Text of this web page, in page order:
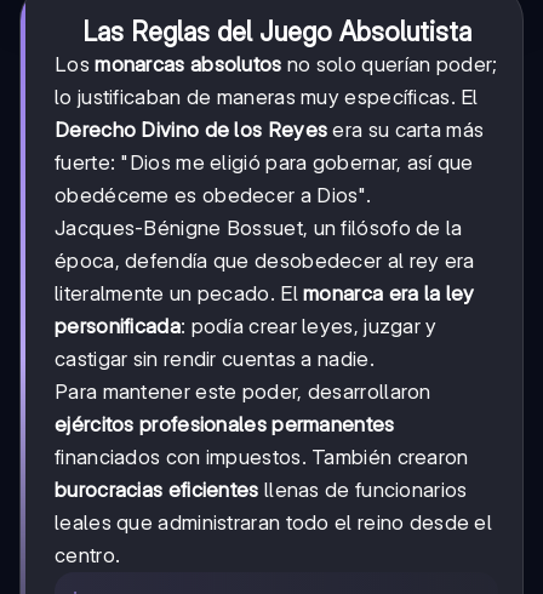
Las Reglas del Juego Absolutista
Losmonarcas absolutos no solo querían poder;
lo justificaban de maneras muy específicas. El
Derecho Divino de los Reyes era su carta más
fuerte: "Dios me eligió para gobernar, así que
obedéceme es obedecer a Dios".
Jacques-Bénigne Bossuet, un filósofo de la
época, defendía que desobedecer al rey era
literalmente un pecado. Elmonarca era la ley
personificada: podía crear leyes, juzgar y
castigar sin rendir cuentas a nadie.
Para mantener este poder, desarrollaron
ejércitos profesionales permanentes
financiados con impuestos. También crearon
burocracias eficientes llenas de funcionarios
leales que administraran todo el reino desde el
centro.